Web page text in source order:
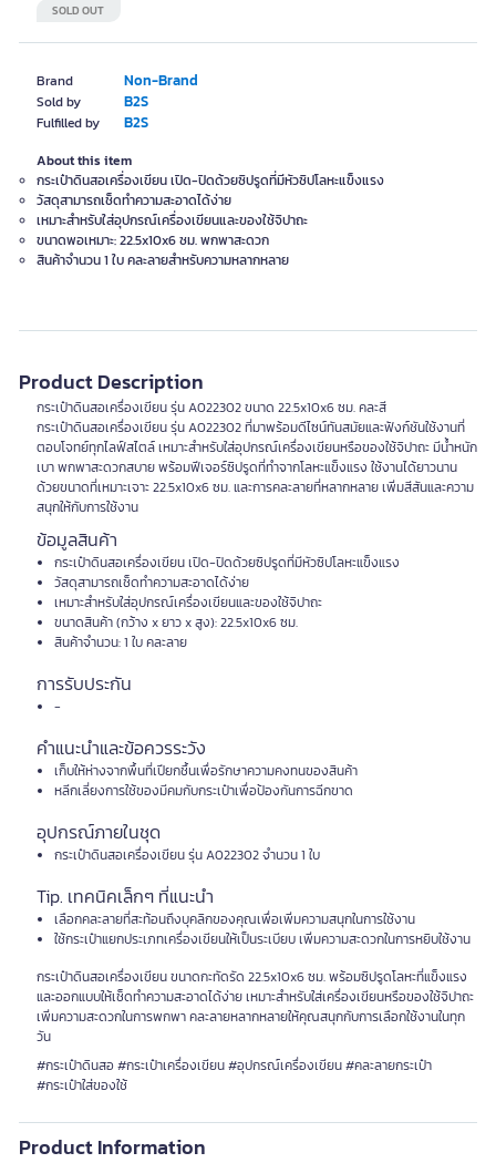
Brand Non-Brand
Sold by B2S
Fulfilled by B2S
SOLD OUT
About this item
กระเป๋าดินสอเครื่องเขียน เปิด-ปิดด้วยซิปรูดที่มีหัวซิปโลหะแข็งแรง
วัสดุสามารถเช็ดทำความสะอาดได้ง่าย
เหมาะสำหรับใส่อุปกรณ์เครื่องเขียนและของใช้จิปาถะ
ขนาดพอเหมาะ: 22.5x10x6 ซม. พกพาสะดวก
สินค้าจำนวน 1 ใบ คละลายสำหรับความหลากหลาย
Product Description
กระเป๋าดินสอเครื่องเขียน รุ่น A022302 ขนาด 22.5x10x6 ซม. คละสี
กระเป๋าดินสอเครื่องเขียน รุ่น A022302 ที่มาพร้อมดีไซน์ทันสมัยและฟังก์ชันใช้งานที่
ตอบโจทย์ทุกไลฟ์สไตล์ เหมาะสำหรับใส่อุปกรณ์เครื่องเขียนหรือของใช้จิปาถะ มีน้ำหนัก
เบา พกพาสะดวกสบาย พร้อมฟีเจอร์ซิปรูดที่ทำจากโลหะแข็งแรง ใช้งานได้ยาวนาน
ด้วยขนาดที่เหมาะเจาะ 22.5x10x6 ซม. และการคละลายที่หลากหลาย เพิ่มสีสันและความ
สนุกให้กับการใช้งาน
ข้อมูลสินค้า
กระเป๋าดินสอเครื่องเขียน เปิด-ปิดด้วยซิปรูดที่มีหัวซิปโลหะแข็งแรง
วัสดุสามารถเช็ดทำความสะอาดได้ง่าย
เหมาะสำหรับใส่อุปกรณ์เครื่องเขียนและของใช้จิปาถะ
ขนาดสินค้า (กว้าง x ยาว x สูง): 22.5x10x6 ซม.
สินค้าจำนวน: 1 ใบ คละลาย
การรับประกัน
-
คำแนะนำและข้อควรระวัง
เก็บให้ห่างจากพื้นที่เปียกชื้นเพื่อรักษาความคงทนของสินค้า
หลีกเลี่ยงการใช้ของมีคมกับกระเป๋าเพื่อป้องกันการฉีกขาด
อุปกรณ์ภายในชุด
กระเป๋าดินสอเครื่องเขียน รุ่น A022302 จำนวน 1 ใบ
Tip. เทคนิคเล็กๆ ที่แนะนำ
เลือกคละลายที่สะท้อนถึงบุคลิกของคุณเพื่อเพิ่มความสนุกในการใช้งาน
ใช้กระเป๋าแยกประเภทเครื่องเขียนให้เป็นระเบียบ เพิ่มความสะดวกในการหยิบใช้งาน
กระเป๋าดินสอเครื่องเขียน ขนาดกะทัดรัด 22.5x10x6 ซม. พร้อมซิปรูดโลหะที่แข็งแรง
และออกแบบให้เช็ดทำความสะอาดได้ง่าย เหมาะสำหรับใส่เครื่องเขียนหรือของใช้จิปาถะ
เพิ่มความสะดวกในการพกพา คละลายหลากหลายให้คุณสนุกกับการเลือกใช้งานในทุก
วัน
#กระเป๋าดินสอ #กระเป๋าเครื่องเขียน #อุปกรณ์เครื่องเขียน #คละลายกระเป๋า
#กระเป๋าใส่ของใช้
Product Information